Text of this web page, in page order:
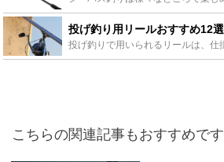
こちらの関連記事もおすすめです